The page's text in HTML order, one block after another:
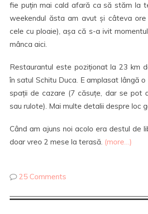
fie puțin mai cald afară ca să stăm la
weekendul ăsta am avut și câteva
cele cu ploaie), așa că s-a ivit
mânca aici.
Restaurantul este poziționat la 23 km
în satul Schitu Duca. E amplasat lângă
spații de cazare (7 căsuțe, dar se pot
sau rulote). Mai multe detalii despre loc
Când am ajuns noi acolo era destul de
doar vreo 2 mese la terasă. (more…)
25 Comments